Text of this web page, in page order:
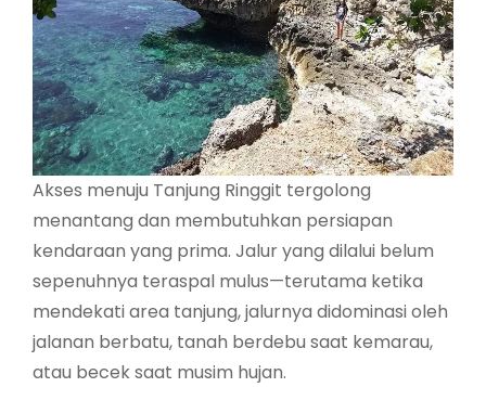
Akses menuju Tanjung Ringgit tergolong
menantang dan membutuhkan persiapan
kendaraan yang prima. Jalur yang dilalui belum
sepenuhnya teraspal mulus—terutama ketika
mendekati area tanjung, jalurnya didominasi oleh
jalanan berbatu, tanah berdebu saat kemarau,
atau becek saat musim hujan.